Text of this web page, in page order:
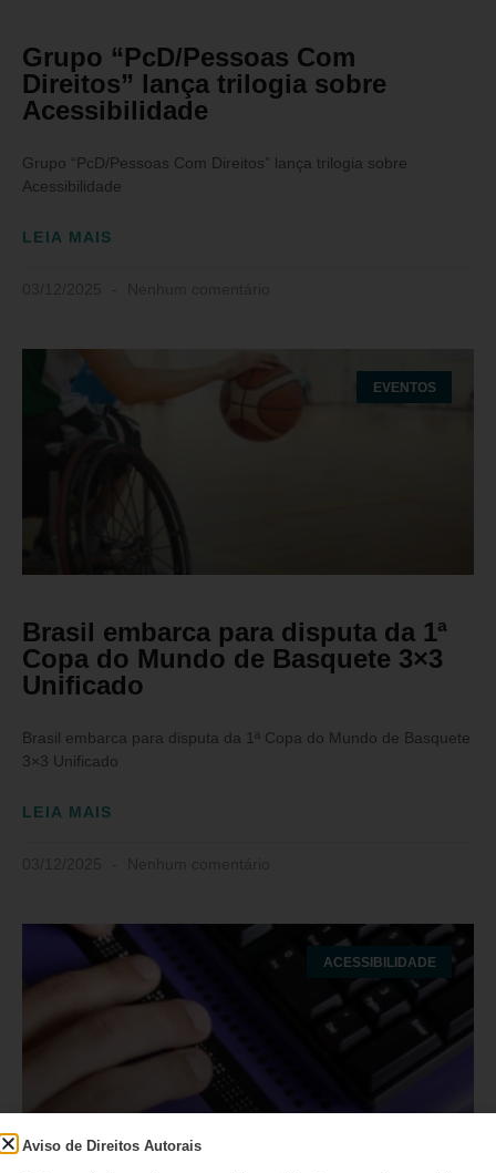
Grupo “PcD/Pessoas Com
Direitos” lança trilogia sobre
Acessibilidade
Grupo “PcD/Pessoas Com Direitos” lança trilogia sobre
Acessibilidade
LEIA MAIS
EVENTOS
Brasil embarca para disputa da 1ª
Copa do Mundo de Basquete 3×3
Unificado
Brasil embarca para disputa da 1ª Copa do Mundo de Basquete
3×3 Unificado
LEIA MAIS
ACESSIBILIDADE
Aviso de Direitos Autorais